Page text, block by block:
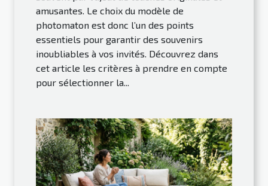
amusantes. Le choix du modèle de
photomaton est donc l’un des points
essentiels pour garantir des souvenirs
inoubliables à vos invités. Découvrez dans
cet article les critères à prendre en compte
pour sélectionner la...